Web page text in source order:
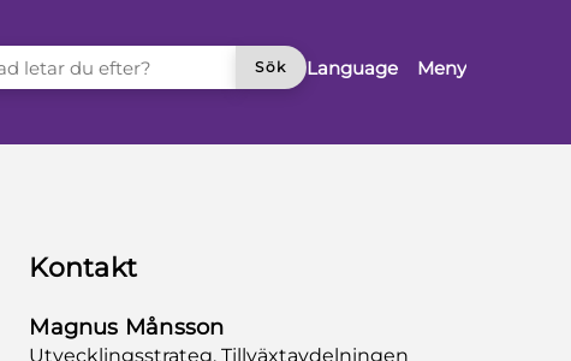
LETAR DU EFTER?
Sök
Language Meny
Kontakt
Magnus Månsson
Utvecklingsstrateg, Tillväxtavdelningen